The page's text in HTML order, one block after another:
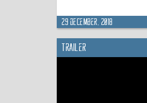
29 december, 2018
Trailer